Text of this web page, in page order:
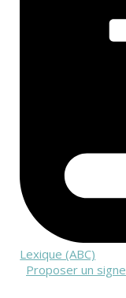
Lexique (ABC)
Proposer un signe